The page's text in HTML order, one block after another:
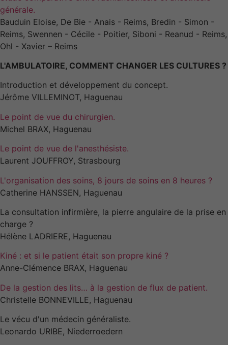
générale.
Bauduin Eloise, De Bie - Anais - Reims, Bredin - Simon -
Reims, Swennen - Cécile - Poitier, Siboni - Reanud - Reims,
Ohl - Xavier – Reims
L'AMBULATOIRE, COMMENT CHANGER LES CULTURES ?
Introduction et développement du concept.
Jérôme VILLEMINOT, Haguenau
Le point de vue du chirurgien.
Michel BRAX, Haguenau
Le point de vue de l'anesthésiste.
Laurent JOUFFROY, Strasbourg
L'organisation des soins, 8 jours de soins en 8 heures ?
Catherine HANSSEN, Haguenau
La consultation infirmière, la pierre angulaire de la prise en
charge ?
Hélène LADRIERE, Haguenau
Kiné : et si le patient était son propre kiné ?
Anne-Clémence BRAX, Haguenau
De la gestion des lits… à la gestion de flux de patient.
Christelle BONNEVILLE, Haguenau
Le vécu d'un médecin généraliste.
Leonardo URIBE, Niederroedern